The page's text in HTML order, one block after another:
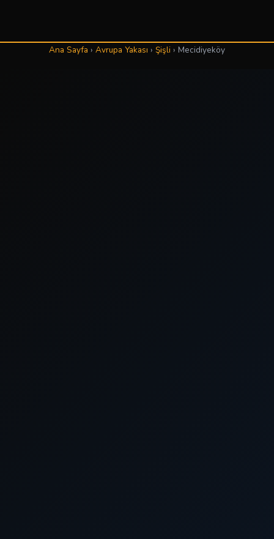
Ana Sayfa › Avrupa Yakası › Şişli › Mecidiyeköy